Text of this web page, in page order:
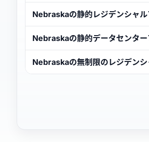
Nebraskaの静的レジデンシャル
Nebraskaの静的データセンター
Nebraskaの無制限のレジデン